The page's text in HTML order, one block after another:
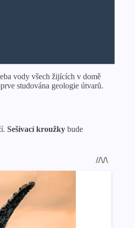
vody všech žijících v domě
studována geologie útvarů.
Sešívací kroužky bude